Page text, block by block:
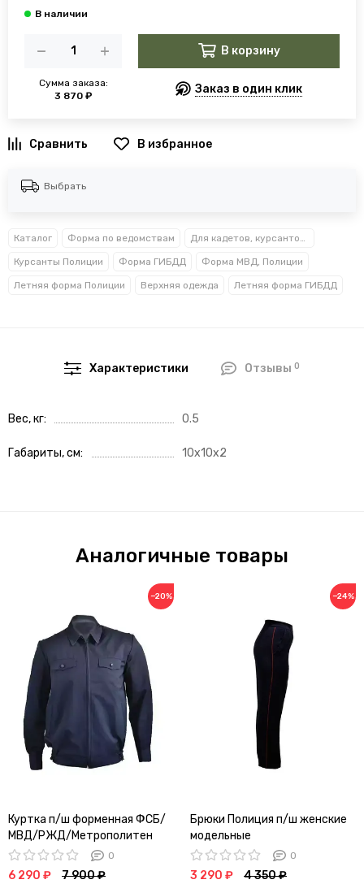
Сумма заказа:
3 870 ₽
В корзину
Заказ в один клик
В избранное
Выбрать
Каталог Форма по ведомствам Для кадетов, курсантов, студентов
Курсанты Полиции Форма ГИБДД Форма МВД, Полиции
Летняя форма Полиции Верхняя одежда Летняя форма ГИБДД
Характеристики Отзывы 0
Вес, кг 0.5
Габариты, см 10x10x2
Аналогичные товары
−20%
Куртка п/ш форменная ФСБ/
МВД/РЖД/Метрополитен
(темно-синяя)
0
6 290 ₽ 7 900 ₽
−24%
Брюки Полиция п/ш женские
модельные
0
3 290 ₽ 4 350 ₽